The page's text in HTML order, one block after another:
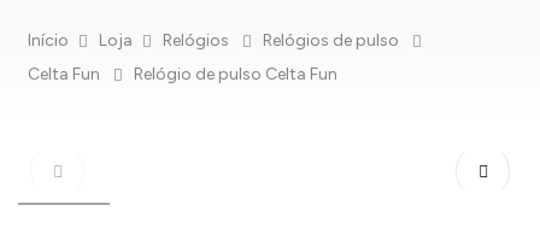
Início Loja Relógios
Relógios de pulso
Celta Fun
Relógio de pulso Celta Fun